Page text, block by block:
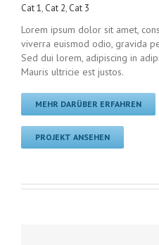
Cat 1, Cat 2, Cat 3
Lorem ipsum dolor sit amet,
viverra euismod odio, gravida
Sed dui lorem, adipiscing in
Mauris ultricie est justos.
MEHR DARÜBER ERFAHREN
PROJEKT ANSEHEN